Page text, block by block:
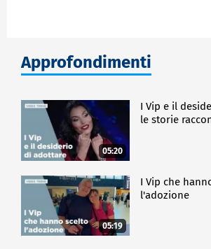
Approfondimenti
05:20
I Vip e il
le storie
05:19
I Vip che
l'adozione